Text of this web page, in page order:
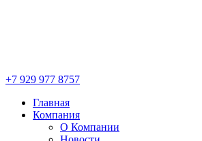
+7 929 977 8757
Главная
Компания
О Компании